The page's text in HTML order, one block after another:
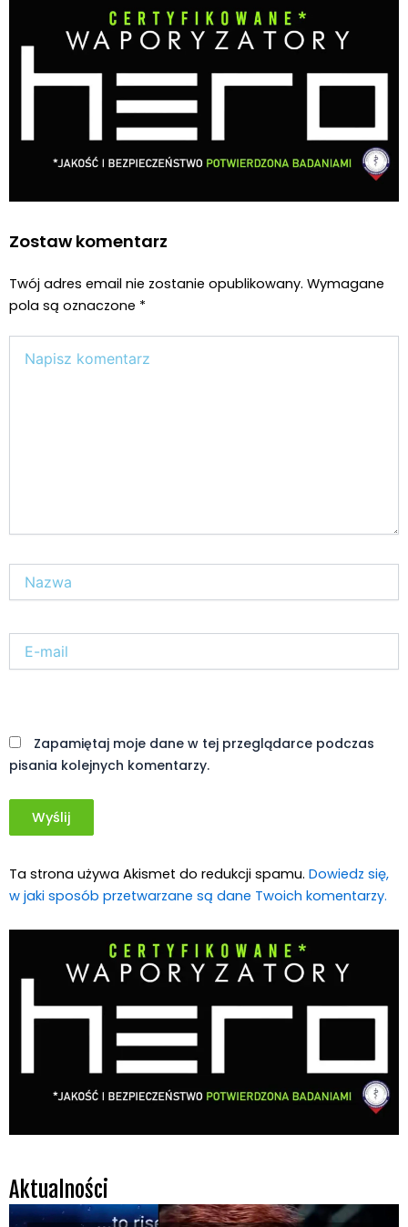
Zostaw komentarz
Twój adres email nie zostanie opublikowany. Wymagane
pola są oznaczone *
tutaj..
Nazwa*
mail*
Zapamiętaj moje dane w tej przeglądarce podczas
pisania kolejnych komentarzy.
Ta strona używa Akismet do redukcji spamu. Dowiedz się,
w jaki sposób przetwarzane są dane Twoich komentarzy.
Aktualności